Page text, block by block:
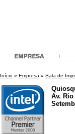
Início » Empresa » Sala de
Av. Rio